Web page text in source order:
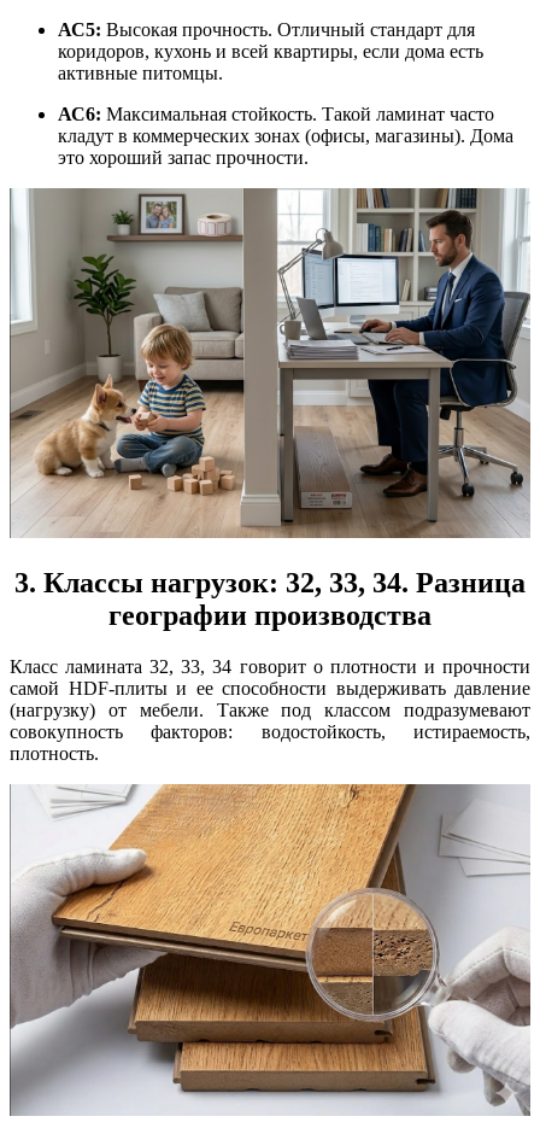
АС5: Высокая прочность. Отличный стандарт для
коридоров, кухонь и всей квартиры, если дома есть
активные питомцы.
АС6: Максимальная стойкость. Такой ламинат часто
кладут в коммерческих зонах (офисы, магазины). Дома
это хороший запас прочности.
3. Классы нагрузок: 32, 33, 34. Разница
географии производства
Класс ламината 32, 33, 34 говорит о плотности и прочности
самой HDF-плиты и ее способности выдерживать давление
(нагрузку) от мебели. Также под классом подразумевают
совокупность факторов: водостойкость, истираемость,
плотность.